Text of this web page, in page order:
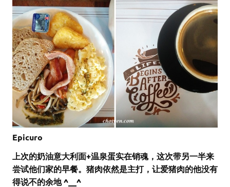
Epicuro
上次的奶油意大利面+温泉蛋实在销魂，这次带另一半来
尝试他们家的早餐。猪肉依然是主打，让爱猪肉的他没有
得说不的余地 ^__^